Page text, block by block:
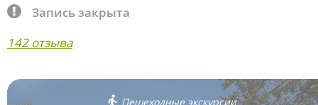
Запись закрыта
142 отзыва
Пешеходные экскурсии